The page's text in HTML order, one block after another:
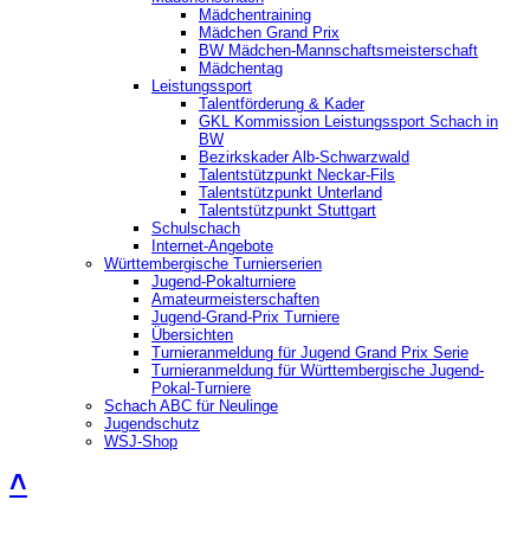
Mädchentraining
Mädchen Grand Prix
BW Mädchen-Mannschaftsmeisterschaft
Mädchentag
Leistungssport
Talentförderung & Kader
GKL Kommission Leistungssport Schach in
BW
Bezirkskader Alb-Schwarzwald
Talentstützpunkt Neckar-Fils
Talentstützpunkt Unterland
Talentstützpunkt Stuttgart
Schulschach
Internet-Angebote
Württembergische Turnierserien
Jugend-Pokalturniere
Amateurmeisterschaften
Jugend-Grand-Prix Turniere
Übersichten
Turnieranmeldung für Jugend Grand Prix Serie
Turnieranmeldung für Württembergische Jugend-
Pokal-Turniere
Schach ABC für Neulinge
Jugendschutz
WSJ-Shop
˄